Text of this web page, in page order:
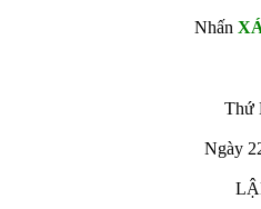
Nhấn
Thứ
Ngày